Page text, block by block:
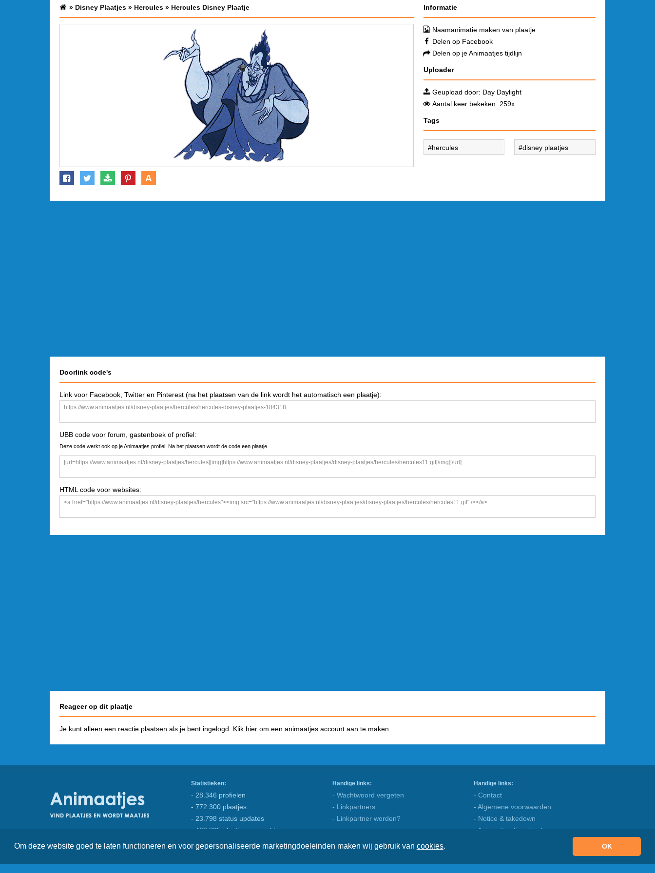
Om deze website goed te laten functioneren en voor gepersonaliseerde marketingdoeleinden maken wij gebruik van cookies. OK
» Disney Plaatjes » Hercules » Hercules Disney Plaatje
A
Informatie
Naamanimatie maken van plaatje
Delen op Facebook
Delen op je Animaatjes tijdlijn
Uploader
Geupload door: Day Daylight
Aantal keer bekeken: 259x
Tags
hercules disney plaatjes
Doorlink code's
Link voor Facebook, Twitter en Pinterest (na het plaatsen van de link wordt het automatisch een plaatje):
UBB code voor forum, gastenboek of profiel:
Deze code werkt ook op je Animaatjes profiel! Na het plaatsen wordt de code een plaatje
HTML code voor websites:
Reageer op dit plaatje
Je kunt alleen een reactie plaatsen als je bent ingelogd. Klik hier om een animaatjes account aan te maken.
Statistieken:
- 28.346 profielen
- 772.300 plaatjes
- 23.798 status updates
- 409.825 plaatjes gemaakt
Handige links:
- Wachtwoord vergeten
- Linkpartners
- Linkpartner worden?
Handige links:
- Contact
- Algemene voorwaarden
- Notice & takedown
- Animaatjes Facebook
© Animaatjes.nl - 2005/2026 - Alle rechten voorbehouden